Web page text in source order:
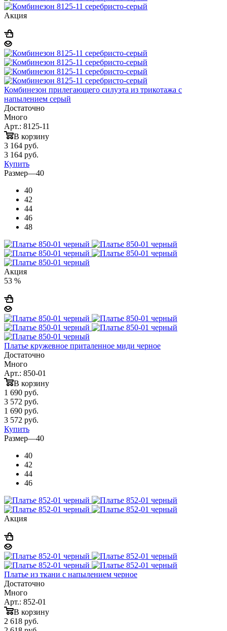
Акция
Комбинезон прилегающего силуэта из трикотажа с
напылением серый
Достаточно
Много
Арт.: 8125-11
В корзину
3 164 руб.
3 164 руб.
Купить
Размер—40
40
42
44
46
48
Акция
53 %
Платье кружевное приталенное миди черное
Достаточно
Много
Арт.: 850-01
В корзину
1 690 руб.
3 572 руб.
1 690 руб.
3 572 руб.
Купить
Размер—40
40
42
44
46
Акция
Платье из ткани с напылением черное
Достаточно
Много
Арт.: 852-01
В корзину
2 618 руб.